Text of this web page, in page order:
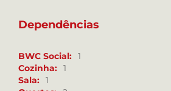
Dependências
BWC Social: 1
Cozinha: 1
Sala: 1